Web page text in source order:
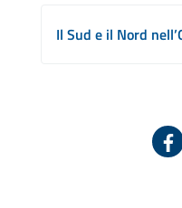
Il Sud e il Nord